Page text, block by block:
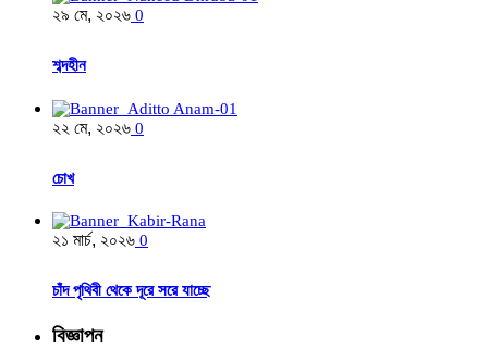
২৯ মে, ২০২৬ 0
শব্দহীন
২২ মে, ২০২৬ 0
চোখ
২১ মার্চ, ২০২৬ 0
চাঁদ পৃথিবী থেকে দূরে সরে যাচ্ছে
বিজ্ঞাপন